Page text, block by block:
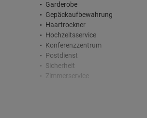
Garderobe
Gepäckaufbewahrung
Haartrockner
Hochzeitsservice
Konferenzzentrum
Postdienst
Sicherheit
Zimmerservice